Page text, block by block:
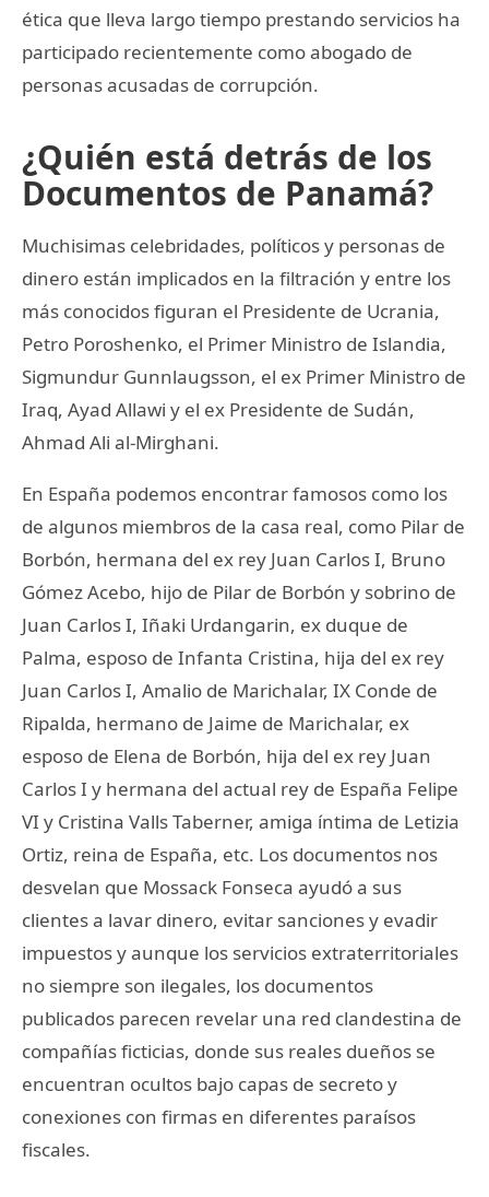
ética que lleva largo tiempo prestando servicios ha
participado recientemente como abogado de
personas acusadas de corrupción.
¿Quién está detrás de los
Documentos de Panamá?
Muchisimas celebridades, políticos y personas de
dinero están implicados en la filtración y entre los
más conocidos figuran el Presidente de Ucrania,
Petro Poroshenko, el Primer Ministro de Islandia,
Sigmundur Gunnlaugsson, el ex Primer Ministro de
Iraq, Ayad Allawi y el ex Presidente de Sudán,
Ahmad Ali al-Mirghani.
En España podemos encontrar famosos como los
de algunos miembros de la casa real, como Pilar de
Borbón, hermana del ex rey Juan Carlos I, Bruno
Gómez Acebo, hijo de Pilar de Borbón y sobrino de
Juan Carlos I, Iñaki Urdangarin, ex duque de
Palma, esposo de Infanta Cristina, hija del ex rey
Juan Carlos I, Amalio de Marichalar, IX Conde de
Ripalda, hermano de Jaime de Marichalar, ex
esposo de Elena de Borbón, hija del ex rey Juan
Carlos I y hermana del actual rey de España Felipe
VI y Cristina Valls Taberner, amiga íntima de Letizia
Ortiz, reina de España, etc. Los documentos nos
desvelan que Mossack Fonseca ayudó a sus
clientes a lavar dinero, evitar sanciones y evadir
impuestos y aunque los servicios extraterritoriales
no siempre son ilegales, los documentos
publicados parecen revelar una red clandestina de
compañías ficticias, donde sus reales dueños se
encuentran ocultos bajo capas de secreto y
conexiones con firmas en diferentes paraísos
fiscales.